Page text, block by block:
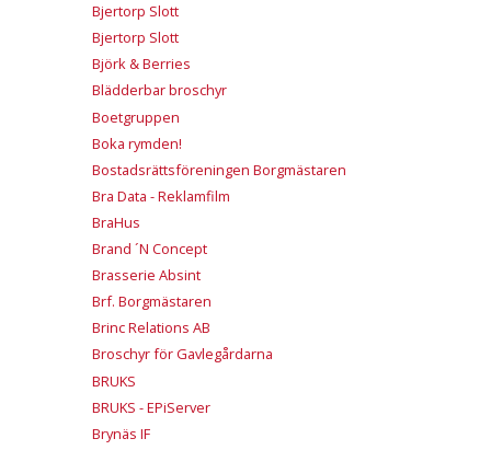
Bjertorp Slott
Bjertorp Slott
Björk & Berries
Blädderbar broschyr
Boetgruppen
Boka rymden!
Bostadsrättsföreningen Borgmästaren
Bra Data - Reklamfilm
BraHus
Brand ´N Concept
Brasserie Absint
Brf. Borgmästaren
Brinc Relations AB
Broschyr för Gavlegårdarna
BRUKS
BRUKS - EPiServer
Brynäs IF